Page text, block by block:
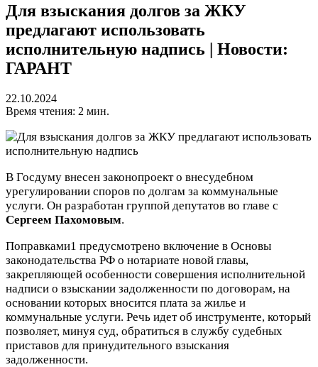
Для взыскания долгов за ЖКУ
предлагают использовать
исполнительную надпись | Новости:
ГАРАНТ
22.10.2024
Время чтения: 2 мин.
В Госдуму внесен законопроект о внесудебном
урегулировании споров по долгам за коммунальные
услуги. Он разработан группой депутатов во главе с
Сергеем Пахомовым.
Поправками1 предусмотрено включение в Основы
законодательства РФ о нотариате новой главы,
закрепляющей особенности совершения исполнительной
надписи о взыскании задолженности по договорам, на
основании которых вносится плата за жилье и
коммунальные услуги. Речь идет об инструменте, который
позволяет, минуя суд, обратиться в службу судебных
приставов для принудительного взыскания
задолженности.